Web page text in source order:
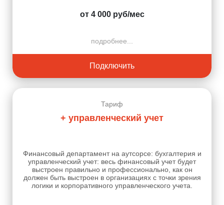
от 4 000 руб/мес
подробнее...
Подключить
Тариф
+ управленческий учет
Финансовый департамент на аутсорсе: бухгалтерия и
управленческий учет: весь финансовый учет будет
выстроен правильно и профессионально, как он
должен быть выстроен в организациях с точки зрения
логики и корпоративного управленческого учета.